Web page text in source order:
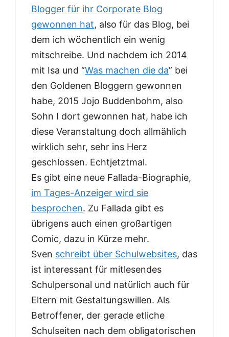
Blogger für ihr Corporate Blog
gewonnen hat, also für das Blog, bei
dem ich wöchentlich ein wenig
mitschreibe. Und nachdem ich 2014
mit Isa und “Was machen die da” bei
den Goldenen Bloggern gewonnen
habe, 2015 Jojo Buddenbohm, also
Sohn I dort gewonnen hat, habe ich
diese Veranstaltung doch allmählich
wirklich sehr, sehr ins Herz
geschlossen. Echtjetztmal.
Es gibt eine neue Fallada-Biographie,
im Tages-Anzeiger wird sie
besprochen. Zu Fallada gibt es
übrigens auch einen großartigen
Comic, dazu in Kürze mehr.
Sven schreibt über Schulwebsites, das
ist interessant für mitlesendes
Schulpersonal und natürlich auch für
Eltern mit Gestaltungswillen. Als
Betroffener, der gerade etliche
Schulseiten nach dem obligatorischen